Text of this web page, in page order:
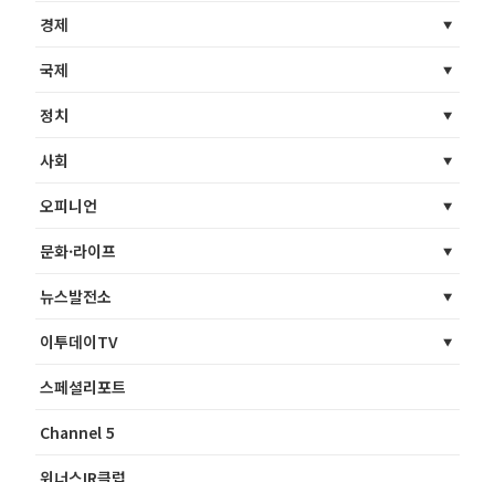
경제
국제
정치
사회
오피니언
문화·라이프
뉴스발전소
이투데이TV
스페셜리포트
Channel 5
위너스IR클럽